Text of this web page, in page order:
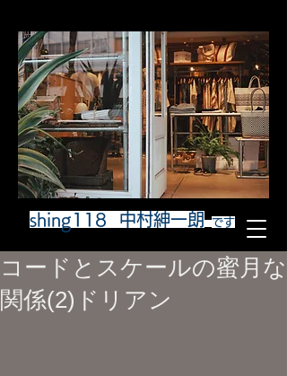
shing118 中村紳一朗 です
コードとスケールの蜜月な
関係(2)ドリアン